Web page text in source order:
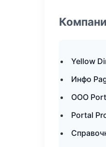
Yellow
Инфо
ООО
Portal